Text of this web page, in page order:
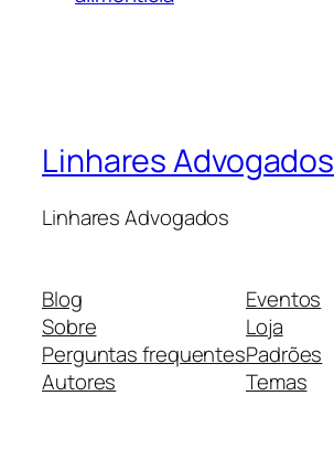
Linhares Advogados
Linhares Advogados
Blog
Sobre
Perguntas frequentes
Autores
Eventos
Loja
Padrões
Temas